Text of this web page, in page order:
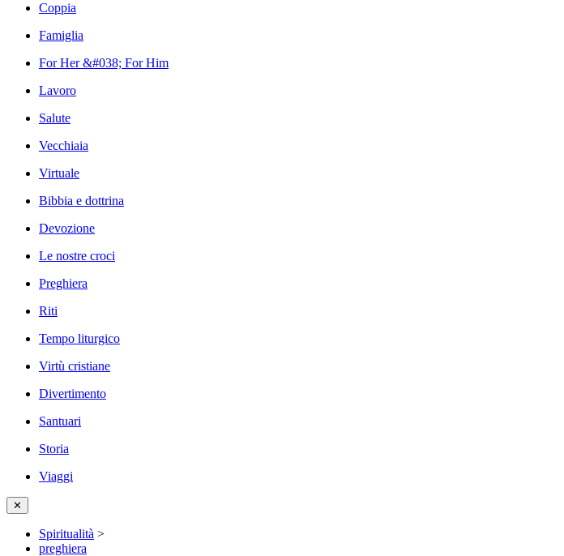
Coppia
Famiglia
For Her &#038; For Him
Lavoro
Salute
Vecchiaia
Virtuale
Bibbia e dottrina
Devozione
Le nostre croci
Preghiera
Riti
Tempo liturgico
Virtù cristiane
Divertimento
Santuari
Storia
Viaggi
✕
Spiritualità >
preghiera